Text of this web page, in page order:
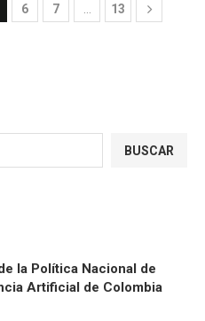
6 7 13
BUSCAR
la Política Nacional de
Artificial de Colombia